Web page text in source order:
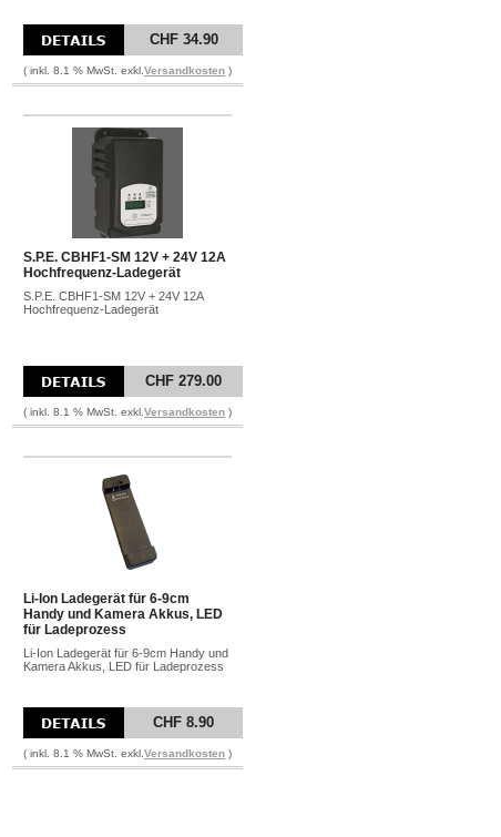
CHF 34.90
( inkl. 8.1 % MwSt. exkl. Versandkosten )
S.P.E. CBHF1-SM 12V + 24V 12A
Hochfrequenz-Ladegerät
S.P.E. CBHF1-SM 12V + 24V 12A
Hochfrequenz-Ladegerät
CHF 279.00
( inkl. 8.1 % MwSt. exkl. Versandkosten )
Li-Ion Ladegerät für 6-9cm
Handy und Kamera Akkus, LED
für Ladeprozess
Li-Ion Ladegerät für 6-9cm Handy und
Kamera Akkus, LED für Ladeprozess
CHF 8.90
( inkl. 8.1 % MwSt. exkl. Versandkosten )